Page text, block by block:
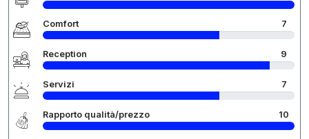
Comfort 7
Reception 9
Servizi 7
Rapporto qualità/prezzo 10